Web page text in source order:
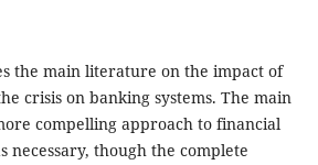
the main literature on the impact of
crisis on banking systems. The main
compelling approach to financial
necessary, though the complete